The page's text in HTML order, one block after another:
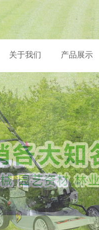
关于我们 产品展示